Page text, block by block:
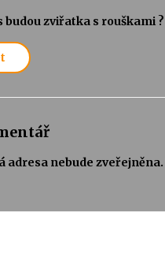
budou zviřatka s rouškami ?
adresa nebude zveřejněna.